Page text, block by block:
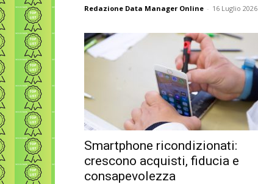
Redazione Data Manager Online - 16 Luglio 2026
Smartphone ricondizionati:
crescono acquisti, fiducia e
consapevolezza